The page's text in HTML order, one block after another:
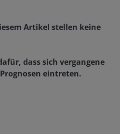
Artikel stellen keine
dass sich vergangene
eintreten.